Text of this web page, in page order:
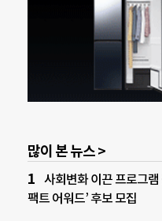
많이 본 뉴스 >
사회변화 이끈 프로그
팩트 어워드’ 후보 모집